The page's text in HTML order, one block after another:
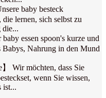
baby besteck
lernen, sich selbst zu
die...
essen spoon's kurze und
Babys, Nahrung in den Mund
】 Wir möchten, dass Sie
wenn Sie wissen,
ist...